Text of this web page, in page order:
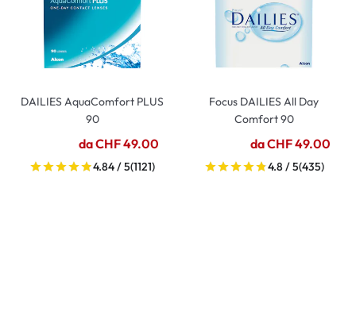
DAILIES AquaComfort PLUS
90
da CHF 49.00
4.84 / 5(1121)
Focus DAILIES All Day
Comfort 90
da CHF 49.00
4.8 / 5(435)